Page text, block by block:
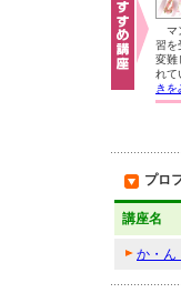
マ
習を
変難
れて
きを
プロ
講座名
か・ん